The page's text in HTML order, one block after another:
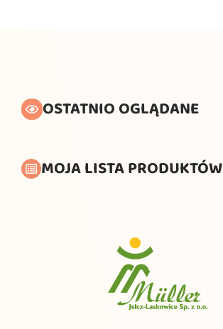
OSTATNIO OGLĄDANE
MOJA LISTA PRODUKTÓW